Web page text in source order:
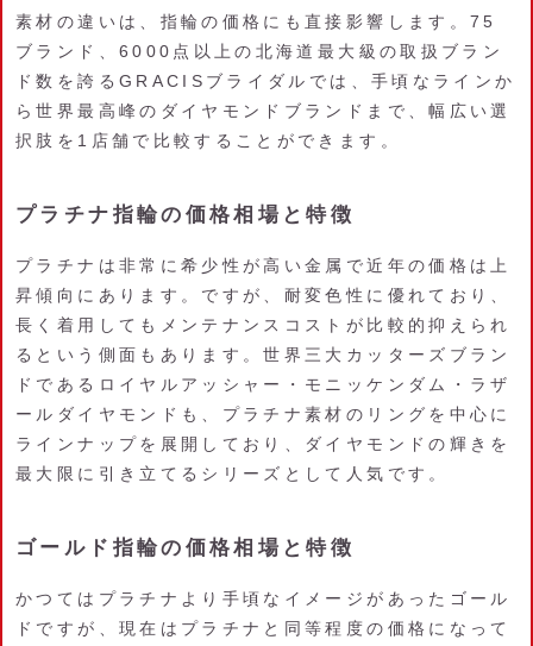
素材の違いは、指輪の価格にも直接影響します。75
ブランド、6000点以上の北海道最大級の取扱ブラン
ド数を誇るGRACISブライダルでは、手頃なラインか
ら世界最高峰のダイヤモンドブランドまで、幅広い選
択肢を1店舗で比較することができます。
プラチナ指輪の価格相場と特徴
プラチナは非常に希少性が高い金属で近年の価格は上
昇傾向にあります。ですが、耐変色性に優れており、
長く着用してもメンテナンスコストが比較的抑えられ
るという側面もあります。世界三大カッターズブラン
ドであるロイヤルアッシャー・モニッケンダム・ラザ
ールダイヤモンドも、プラチナ素材のリングを中心に
ラインナップを展開しており、ダイヤモンドの輝きを
最大限に引き立てるシリーズとして人気です。
ゴールド指輪の価格相場と特徴
かつてはプラチナより手頃なイメージがあったゴール
ドですが、現在はプラチナと同等程度の価格になって